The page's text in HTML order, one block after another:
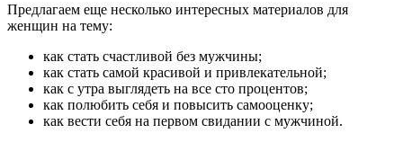
Предлагаем еще несколько интересных материалов для
женщин на тему:
как стать счастливой без мужчины;
как стать самой красивой и привлекательной;
как с утра выглядеть на все сто процентов;
как полюбить себя и повысить самооценку;
как вести себя на первом свидании с мужчиной.